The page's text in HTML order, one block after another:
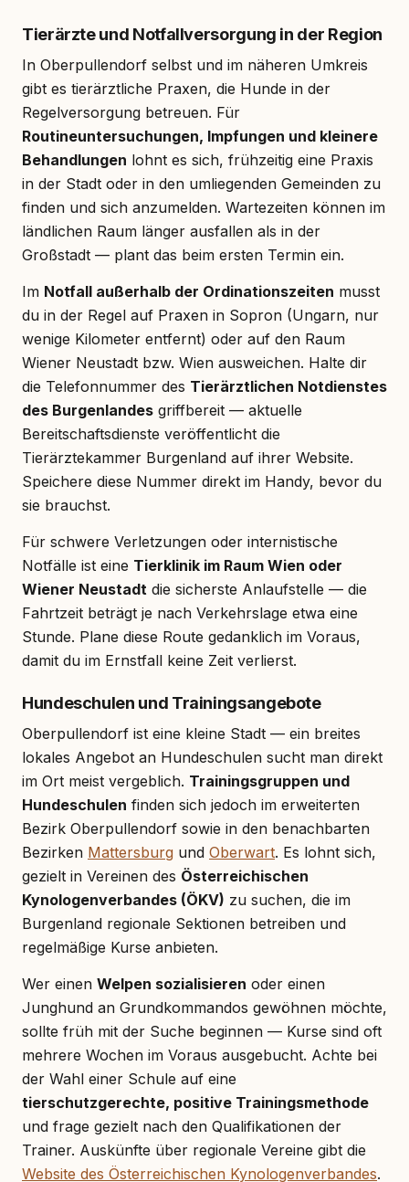
Tierärzte und Notfallversorgung in der Region
In Oberpullendorf selbst und im näheren Umkreis
gibt es tierärztliche Praxen, die Hunde in der
Regelversorgung betreuen. Für
Routineuntersuchungen, Impfungen und kleinere
Behandlungen lohnt es sich, frühzeitig eine Praxis
in der Stadt oder in den umliegenden Gemeinden zu
finden und sich anzumelden. Wartezeiten können im
ländlichen Raum länger ausfallen als in der
Großstadt — plant das beim ersten Termin ein.
Im Notfall außerhalb der Ordinationszeiten musst
du in der Regel auf Praxen in Sopron (Ungarn, nur
wenige Kilometer entfernt) oder auf den Raum
Wiener Neustadt bzw. Wien ausweichen. Halte dir
die Telefonnummer des Tierärztlichen Notdienstes
des Burgenlandes griffbereit — aktuelle
Bereitschaftsdienste veröffentlicht die
Tierärztekammer Burgenland auf ihrer Website.
Speichere diese Nummer direkt im Handy, bevor du
sie brauchst.
Für schwere Verletzungen oder internistische
Notfälle ist eine Tierklinik im Raum Wien oder
Wiener Neustadt die sicherste Anlaufstelle — die
Fahrtzeit beträgt je nach Verkehrslage etwa eine
Stunde. Plane diese Route gedanklich im Voraus,
damit du im Ernstfall keine Zeit verlierst.
Hundeschulen und Trainingsangebote
Oberpullendorf ist eine kleine Stadt — ein breites
lokales Angebot an Hundeschulen sucht man direkt
im Ort meist vergeblich. Trainingsgruppen und
Hundeschulen finden sich jedoch im erweiterten
Bezirk Oberpullendorf sowie in den benachbarten
Bezirken Mattersburg und Oberwart. Es lohnt sich,
gezielt in Vereinen des Österreichischen
Kynologenverbandes (ÖKV) zu suchen, die im
Burgenland regionale Sektionen betreiben und
regelmäßige Kurse anbieten.
Wer einen Welpen sozialisieren oder einen
Junghund an Grundkommandos gewöhnen möchte,
sollte früh mit der Suche beginnen — Kurse sind oft
mehrere Wochen im Voraus ausgebucht. Achte bei
der Wahl einer Schule auf eine
tierschutzgerechte, positive Trainingsmethode
und frage gezielt nach den Qualifikationen der
Trainer. Auskünfte über regionale Vereine gibt die
Website des Österreichischen Kynologenverbandes.